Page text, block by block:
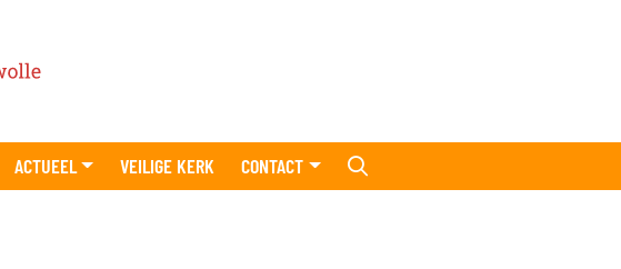
ACTUEEL VEILIGE KERK CONTACT